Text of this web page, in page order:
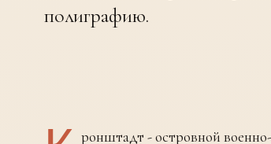
полиграфию.
ронштадт - островной